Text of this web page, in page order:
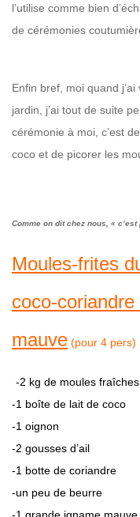
l’utilise comme bien
de cérémonies
Enfin bref, moi quand
jardin, j’ai tout de suite
cérémonie à moi, c’est
coco et de picorer les
Comme on dit chez nous, «
Moules-frites
coco-coriandre
mauve (pour 4 pers)
-2 kg de moules fraîches
-1 boîte de lait de coco
-1 oignon
-2 gousses d’ail
-1 botte de coriandre
-un peu de beurre